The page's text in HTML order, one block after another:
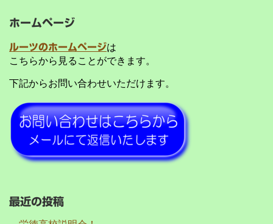
ホームページ
ルーツのホームページは
こちらから見ることができます。
下記からお問い合わせいただけます。
最近の投稿